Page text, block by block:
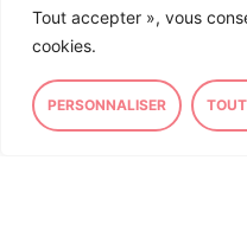
Tout accepter », vous
cookies.
PERSONNALISER